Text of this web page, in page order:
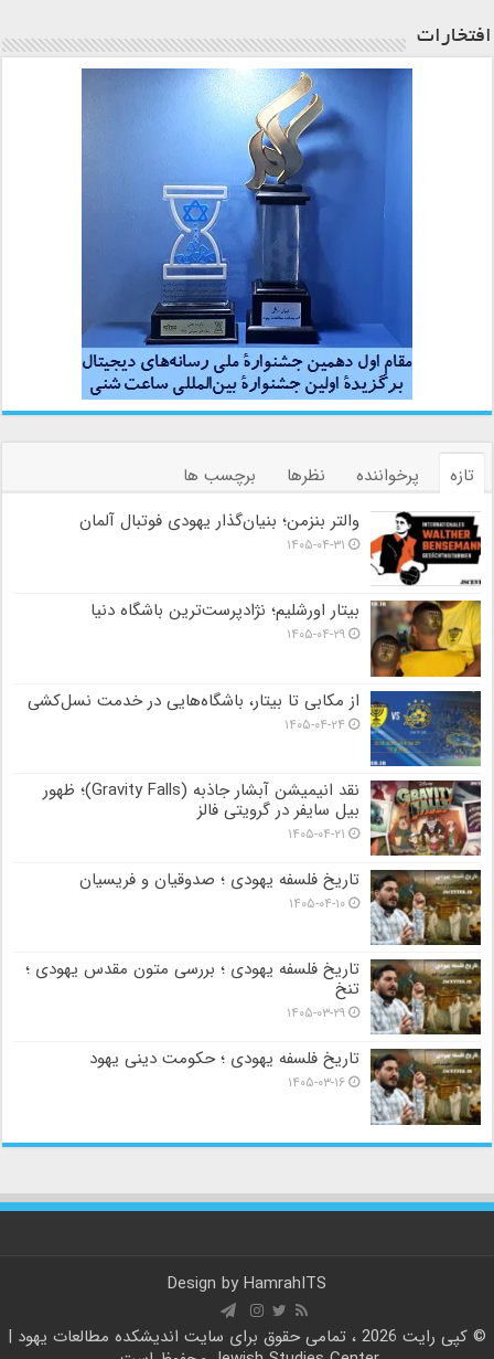
افتخارات
تازه پرخواننده نظرها
برچسب ها
والتر بنزمن؛ بنیان‌گذار یهودی فوتبال آلمان
۱۴۰۵-۰۴-۳۱
بیتار اورشلیم؛ نژادپرست‌ترین باشگاه دنیا
۱۴۰۵-۰۴-۲۹
از مکابی تا بیتار، باشگاه‌هایی در خدمت نسل‌کشی
۱۴۰۵-۰۴-۲۴
نقد انیمیشن آبشار جاذبه (Gravity Falls)؛ ظهور
بیل سایفر در گرویتی فالز
۱۴۰۵-۰۴-۲۱
تاریخ فلسفه یهودی ؛ صدوقیان و فریسیان
۱۴۰۵-۰۴-۱۰
تاریخ فلسفه یهودی ؛ بررسی متون مقدس یهودی ؛
تنخ
۱۴۰۵-۰۳-۲۹
تاریخ فلسفه یهودی ؛ حکومت دینی یهود
۱۴۰۵-۰۳-۱۶
Design by HamrahITS
© کپی رایت 2026 ، تمامی حقوق برای سایت
اندیشکده مطالعات یهود |